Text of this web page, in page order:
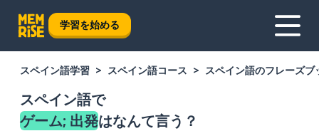
学習を始める
スペイン語学習 スペイン語コース スペイン語のフレーズブ
スペイン語で
ゲーム; 出発はなんて言う？